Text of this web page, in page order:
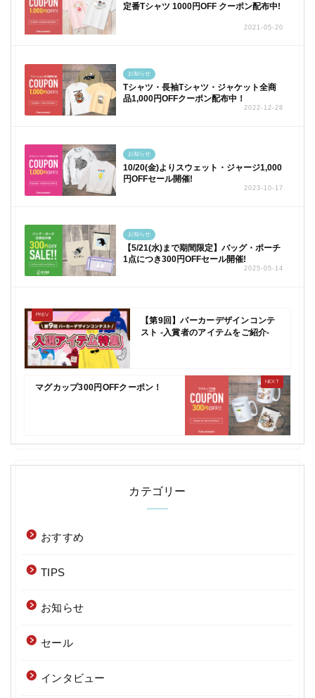
定番Tシャツ 1000円OFF クーポン配布中!
2021-05-20
お知らせ
Tシャツ・長袖Tシャツ・ジャケット全商
品1,000円OFFクーポン配布中！
2022-12-28
お知らせ
10/20(金)よりスウェット・ジャージ1,000
円OFFセール開催!
2023-10-17
お知らせ
【5/21(水)まで期間限定】バッグ・ポーチ
1点につき300円OFFセール開催!
2025-05-14
【第9回】パーカーデザインコンテ
スト -入賞者のアイテムをご紹介-
マグカップ300円OFFクーポン！
カテゴリー
おすすめ
TIPS
お知らせ
セール
インタビュー